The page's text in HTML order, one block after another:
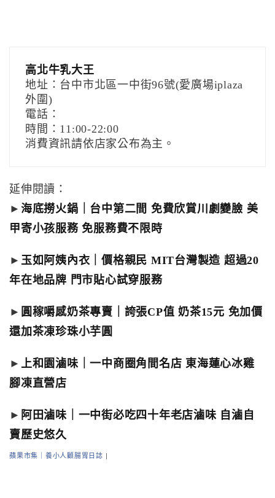
高北牛乳大王
地址：台中市北區一中街96號(愛廣場iplaza
外圍)
電話：
時間：11:00-22:00
消費資訊請依店家公布為主。
延伸閱讀：
► 海底撈火鍋｜台中第二間 免費欣賞川劇變臉 美
甲寄小孩服務 免服務費不限時
► 玉如阿姨內衣｜價格親民 MIT台灣製造 超過20
年在地品牌 門市貼心試穿服務
► 圓稼嚼感奶茶專賣｜誇張CP值 奶茶15元 免加價
還加茶凍珍珠小芋圓
► 上和園滷味｜一中商圈角間名店 東海蓮心冰雞
腳凍直營店
► 阿田滷味｜一中街必吃四十年老店滷味 自滷自
賣歷史悠久
蘋果市集｜養小人顧腸胃日誌 |